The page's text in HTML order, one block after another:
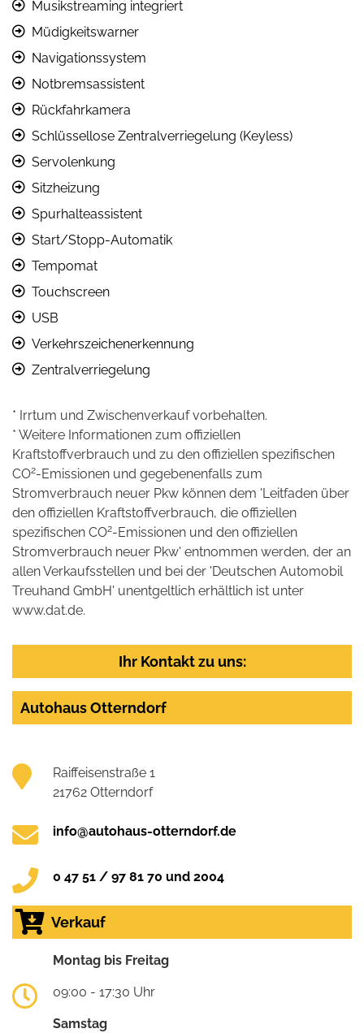
Musikstreaming integriert
Müdigkeitswarner
Navigationssystem
Notbremsassistent
Rückfahrkamera
Schlüssellose Zentralverriegelung (Keyless)
Servolenkung
Sitzheizung
Spurhalteassistent
Start/Stopp-Automatik
Tempomat
Touchscreen
USB
Verkehrszeichenerkennung
Zentralverriegelung
* Irrtum und Zwischenverkauf vorbehalten.
* Weitere Informationen zum offiziellen
Kraftstoffverbrauch und zu den offiziellen spezifischen
CO2-Emissionen und gegebenenfalls zum
Stromverbrauch neuer Pkw können dem 'Leitfaden über
den offiziellen Kraftstoffverbrauch, die offiziellen
spezifischen CO2-Emissionen und den offiziellen
Stromverbrauch neuer Pkw' entnommen werden, der an
allen Verkaufsstellen und bei der 'Deutschen Automobil
Treuhand GmbH' unentgeltlich erhältlich ist unter
www.dat.de.
Ihr Kontakt zu uns:
Autohaus Otterndorf
Raiffeisenstraße 1
21762 Otterndorf
info@autohaus-otterndorf.de
0 47 51 / 97 81 70 und 2004
Verkauf
Montag bis Freitag
09:00 - 17:30 Uhr
Samstag